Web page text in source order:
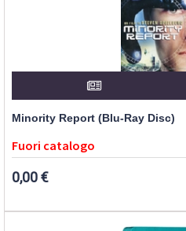
Minority Report (Blu-Ray Disc)
Fuori catalogo
0,00 €